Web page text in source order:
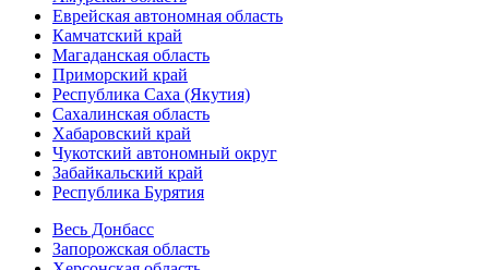
Еврейская автономная область
Камчатский край
Магаданская область
Приморский край
Республика Саха (Якутия)
Сахалинская область
Хабаровский край
Чукотский автономный округ
Забайкальский край
Республика Бурятия
Весь Донбасс
Запорожская область